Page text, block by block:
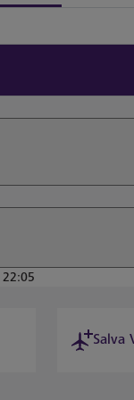
22:05
Salva